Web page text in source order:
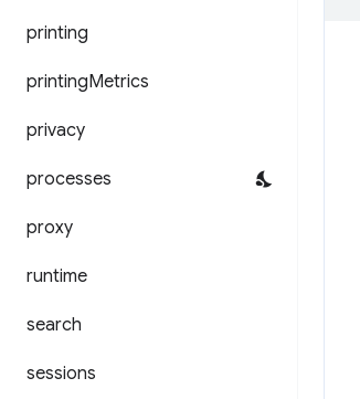
printing
printingMetrics
privacy
processes
proxy
runtime
search
sessions